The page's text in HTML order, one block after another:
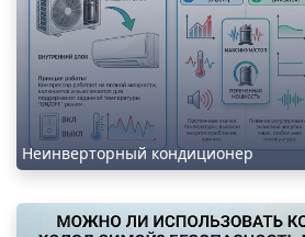
Неинверторный кондиционер